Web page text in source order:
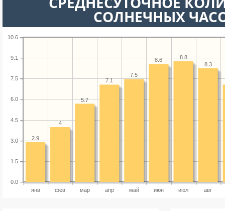
СОЛНЕЧНЫХ
янв фев мар апр май июн июл авг
0.0
1.5
3.0
4.5
6.0
7.5
9.1
10.6
8.3
8.8
8.6
7.5
7.1
5.7
4
2.9